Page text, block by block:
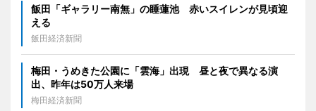
飯田「ギャラリー南無」の睡蓮池 赤いスイレンが見頃迎
える
飯田経済新聞
梅田・うめきた公園に「雲海」出現 昼と夜で異なる演
出、昨年は50万人来場
梅田経済新聞